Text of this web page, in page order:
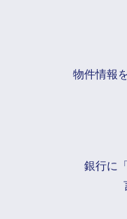
物件情報
銀行に